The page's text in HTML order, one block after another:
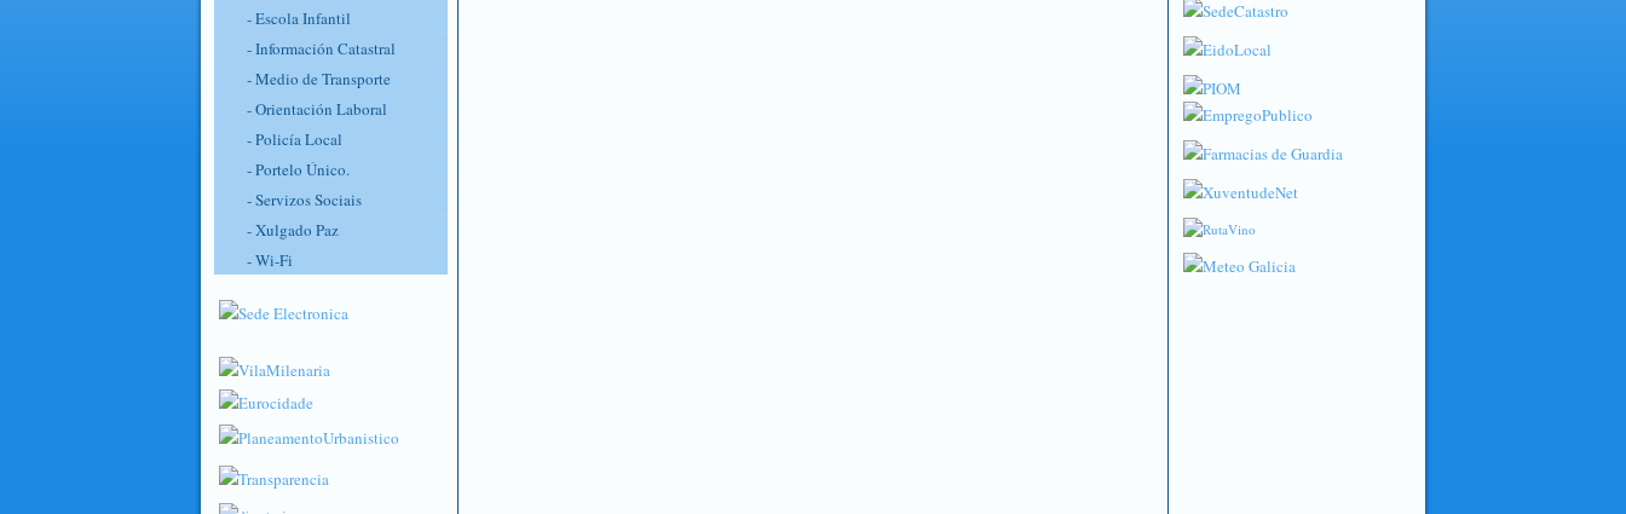
- Escola Infantil
- Información Catastral
- Medio de Transporte
- Orientación Laboral
- Policía Local
- Portelo Único.
- Servizos Sociais
- Xulgado Paz
- Wi-Fi